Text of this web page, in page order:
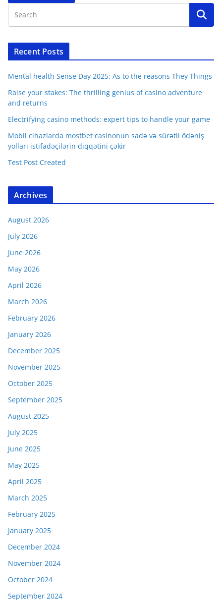
Recent Posts
Mental health Sense Day 2025: As to the reasons They Things
Raise your stakes: The thrilling genius of casino adventure
and returns
Electrifying casino methods: expert tips to handle your game
Mobil cihazlarda mostbet casinonun sadə və sürətli ödəniş
yolları istifadəçilərin diqqətini çəkir
Test Post Created
Archives
August 2026
July 2026
June 2026
May 2026
April 2026
March 2026
February 2026
January 2026
December 2025
November 2025
October 2025
September 2025
August 2025
July 2025
June 2025
May 2025
April 2025
March 2025
February 2025
January 2025
December 2024
November 2024
October 2024
September 2024